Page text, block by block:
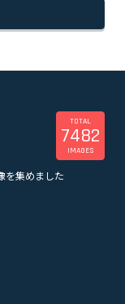
を集めました
TOTAL
7482
IMAGES